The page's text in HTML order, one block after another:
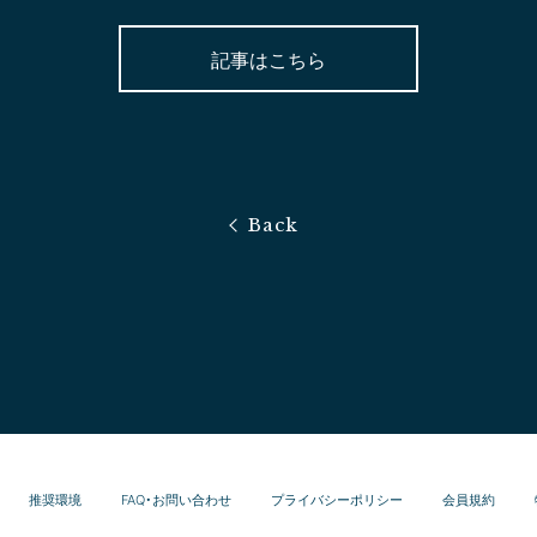
記事はこちら
推奨環境 FAQ・お問い合わせ プライバシーポリシー 会員規約